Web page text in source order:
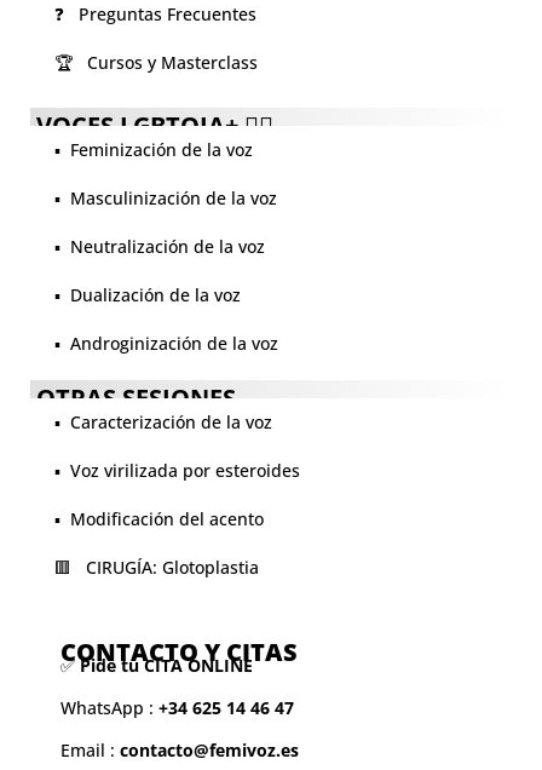
❓ Preguntas Frecuentes
🏆 Cursos y Masterclass
VOCES LGBTQIA+ 🏳️‍🌈
▪️ Feminización de la voz
▪️ Masculinización de la voz
▪️ Neutralización de la voz
▪️ Dualización de la voz
▪️ Androginización de la voz
OTRAS SESIONES
▪️ Caracterización de la voz
▪️ Voz virilizada por esteroides
▪️ Modificación del acento
🟥 CIRUGÍA: Glotoplastia
CONTACTO Y CITAS
✅Pide tu CITA ONLINE
WhatsApp : +34 625 14 46 47
Email : contacto@femivoz.es